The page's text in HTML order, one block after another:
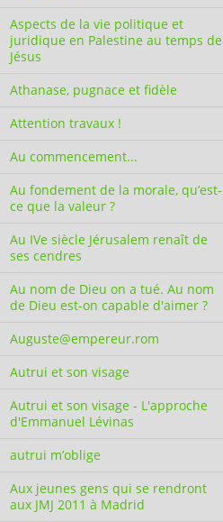
Aspects de la vie politique et
juridique en Palestine au temps de
Jésus
Athanase, pugnace et fidèle
Attention travaux !
Au commencement...
Au fondement de la morale, qu’est-
ce que la valeur ?
Au IVe siècle Jérusalem renaît de
ses cendres
Au nom de Dieu on a tué. Au nom
de Dieu est-on capable d'aimer ?
Auguste@empereur.rom
Autrui et son visage
Autrui et son visage - L'approche
d'Emmanuel Lévinas
autrui m’oblige
Aux jeunes gens qui se rendront
aux JMJ 2011 à Madrid